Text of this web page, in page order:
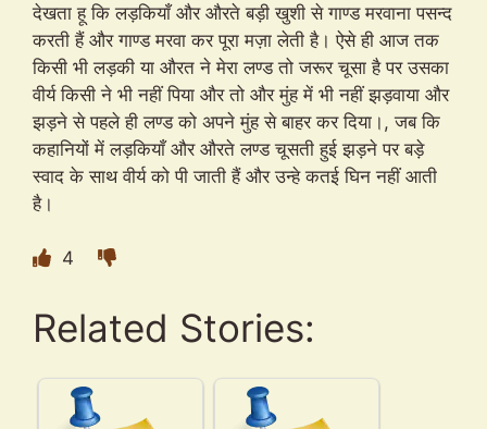
देखता हू कि लड़कियाँ और औरते बड़ी खुशी से गाण्ड मरवाना पसन्द
करती हैं और गाण्ड मरवा कर पूरा मज़ा लेती है। ऐसे ही आज तक
किसी भी लड़की या औरत ने मेरा लण्ड तो जरूर चूसा है पर उसका
वीर्य किसी ने भी नहीं पिया और तो और मुंह में भी नहीं झड़वाया और
झड़ने से पहले ही लण्ड को अपने मुंह से बाहर कर दिया।, जब कि
कहानियों में लड़कियाँ और औरते लण्ड चूसती हुई झड़ने पर बड़े
स्वाद के साथ वीर्य को पी जाती हैं और उन्हे कतई घिन नहीं आती
है।
4
Related Stories: